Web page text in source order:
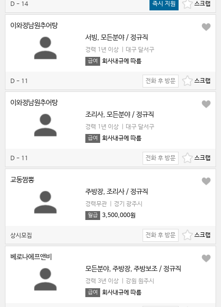
D - 14 즉시 지원
이와정남원추어탕
서빙, 모든분야 / 정규직
경력 1년 이상 대구 달서구
급여 회사내규에 따름
D - 11 전화 후 방문
이와정남원추어탕
조리사, 모든분야 / 정규직
경력 1년 이상 대구 달서구
급여 회사내규에 따름
D - 11 전화 후 방문
교동짬뽕
주방장, 조리사 / 정규직
경력무관 경기 광주시
월급 3,500,000원
상시모집 전화 후 방문
베로나에프앤비
모든분야, 주방장, 주방보조 / 정규직
경력 3년 이상 강원 원주시
급여 회사내규에 따름